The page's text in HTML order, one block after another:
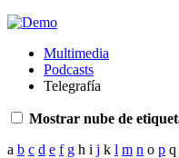
Multimedia
Podcasts
Telegrafía
Mostrar nube de
a b c d e f g h i j k l m n o p q